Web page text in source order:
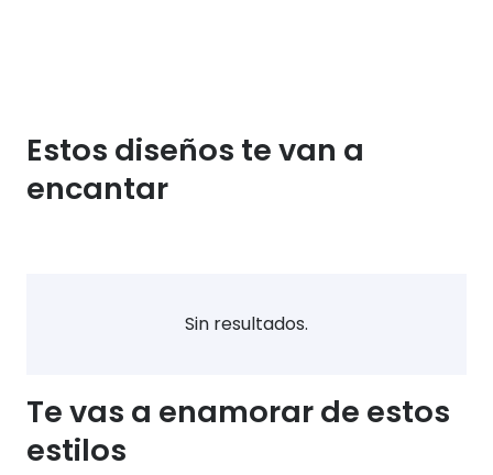
Estos diseños te van a
encantar
Sin resultados.
Te vas a enamorar de estos
estilos